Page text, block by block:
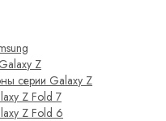
Z
серии Galaxy Z
Z Fold 7
Z Fold 6